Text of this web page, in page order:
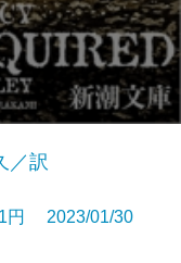
／訳
円 2023/01/30